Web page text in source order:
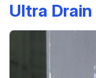
Ultra